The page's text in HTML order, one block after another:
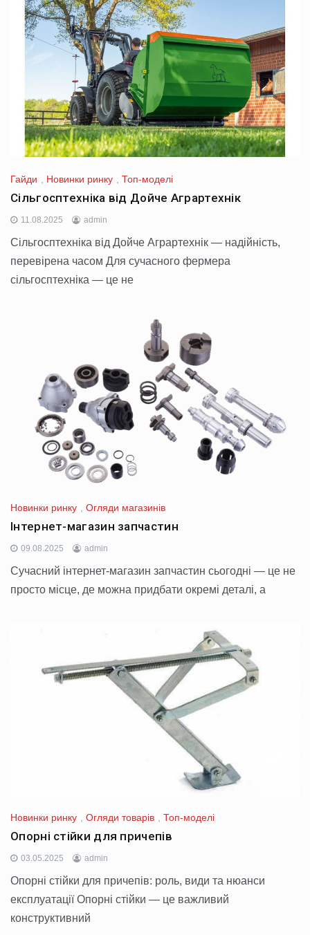
Гайди Новинки ринку Топ-моделі
Сільгосптехніка від Дойче Аграртехнік
11.08.2025 admin
Сільгосптехніка від Дойче Аграртехнік — надійність,
перевірена часом Для сучасного фермера
сільгосптехніка — це не
Новинки ринку Огляди магазинів
Інтернет-магазин запчастин
09.08.2025 admin
Сучасний інтернет-магазин запчастин сьогодні — це не
просто місце, де можна придбати окремі деталі, а
Новинки ринку , Огляди товарів , Топ-моделі
Опорні стійки для причепів
03.05.2025 admin
Опорні стійки для причепів: роль, види та нюанси
експлуатації Опорні стійки — це важливий
конструктивний